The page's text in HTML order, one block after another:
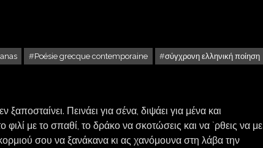
Poésie grecque contemporaine σύγχρονη ελληνική ποίηση
Πεινάει για σένα, διψάει για μένα και
με το σπαθί, το δράκο να σκοτώσεις και να `ρθεις να με
σου να ξανάκανα κι ας χανόμουνα στη λάβα την